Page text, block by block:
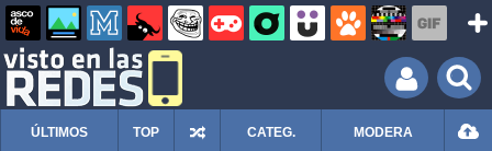
ÚLTIMOS TOP CATEG. MODERA